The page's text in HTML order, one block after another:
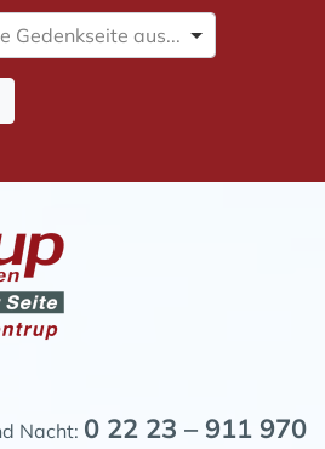
Gedenkseite aus...
Nacht: 0 22 23 – 911 970